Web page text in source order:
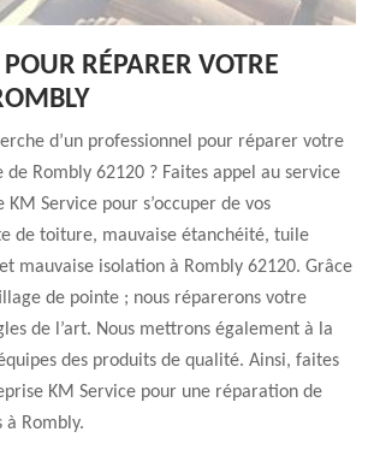
RÉPARER VOTRE
d’un professionnel pour réparer votre
Rombly 62120 ? Faites appel au service
Service pour s’occuper de vos
de toiture, mauvaise étanchéité, tuile
mauvaise isolation à Rombly 62120. Grâce
de pointe ; nous réparerons votre
de l’art. Nous mettrons également à la
des produits de qualité. Ainsi, faites
KM Service pour une réparation de
Rombly.